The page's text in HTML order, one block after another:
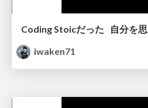
Coding Stoicだった 自分を
iwaken71